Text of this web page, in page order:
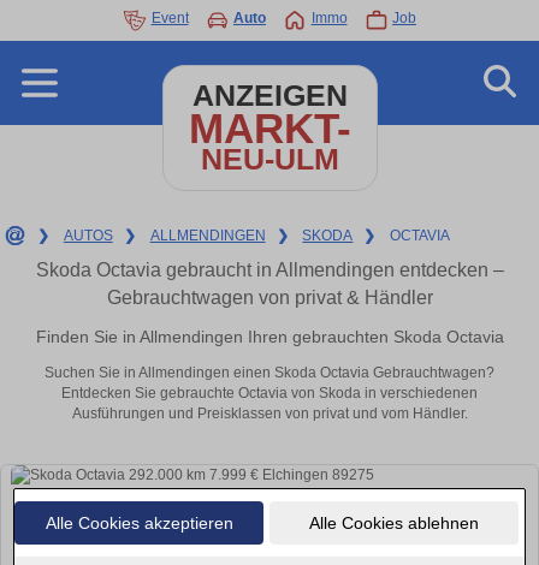
Alle Cookies akzeptieren Alle Cookies ablehnen
Event Auto Immo Job
ANZEIGEN
MARKT-
NEU-ULM
❯ AUTOS ❯ ALLMENDINGEN ❯ SKODA ❯ OCTAVIA
Skoda Octavia gebraucht in Allmendingen entdecken –
Gebrauchtwagen von privat & Händler
Finden Sie in Allmendingen Ihren gebrauchten Skoda Octavia
Suchen Sie in Allmendingen einen Skoda Octavia Gebrauchtwagen?
Entdecken Sie gebrauchte Octavia von Skoda in verschiedenen
Ausführungen und Preisklassen von privat und vom Händler.